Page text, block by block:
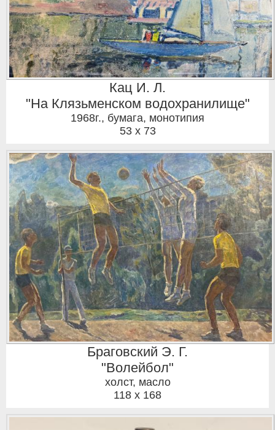
Кац И. Л.
"На Клязьменском водохранилище"
1968г., бумага, монотипия
53 x 73
Браговский Э. Г.
"Волейбол"
холст, масло
118 x 168